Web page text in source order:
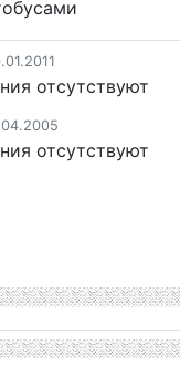
отсутствуют
отсутствуют